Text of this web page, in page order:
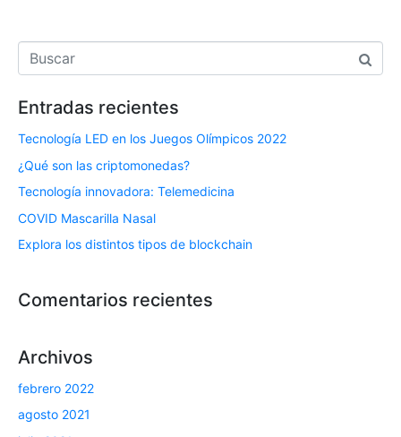
Entradas recientes
Tecnología LED en los Juegos Olímpicos 2022
¿Qué son las criptomonedas?
Tecnología innovadora: Telemedicina
COVID Mascarilla Nasal
Explora los distintos tipos de blockchain
Comentarios recientes
Archivos
febrero 2022
agosto 2021